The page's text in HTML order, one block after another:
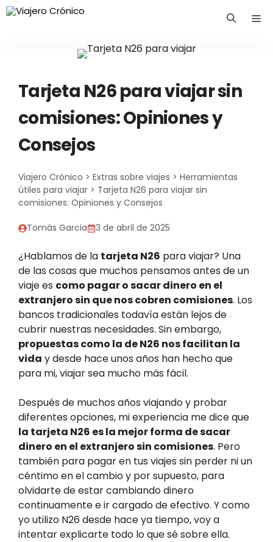
Saltar
Tarjeta N26 para viajar sin
comisiones: Opiniones y
Consejos
Viajero Crónico > Extras sobre viajes > Herramientas
útiles para viajar > Tarjeta N26 para viajar sin
comisiones: Opiniones y Consejos
Tomàs Garcia 3 de abril de 2025
¿Hablamos de la tarjeta N26 para viajar? Una
de las cosas que muchos pensamos antes de un
viaje es como pagar o sacar dinero en el
extranjero sin que nos cobren comisiones. Los
bancos tradicionales todavía están lejos de
cubrir nuestras necesidades. Sin embargo,
propuestas como la de N26 nos facilitan la
vida y desde hace unos años han hecho que
para mi, viajar sea mucho más fácil.
Después de muchos años viajando y probar
diferentes opciones, mi experiencia me dice que
la tarjeta N26 es la mejor forma de sacar
dinero en el extranjero sin comisiones. Pero
también para pagar en tus viajes sin perder ni un
céntimo en el cambio y por supuesto, para
olvidarte de estar cambiando dinero
continuamente e ir cargado de efectivo. Y como
yo utilizo N26 desde hace ya tiempo, voy a
intentar explicarte todo lo que sé sobre ella.